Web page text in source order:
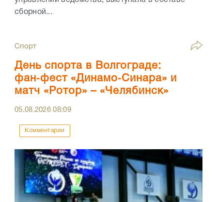
сборной...
Спорт
День спорта в Волгограде:
фан‑фест «Динамо‑Синара» и
матч «Ротор» – «Челябинск»
05.08.202608:09
Комментарии